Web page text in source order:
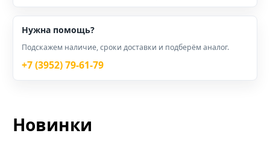
Нужна помощь?
Подскажем наличие, сроки доставки и подберём аналог.
+7 (3952) 79-61-79
Новинки